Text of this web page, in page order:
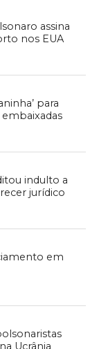
assina
nos EUA
para
indulto a
jurídico
em
Ucrânia